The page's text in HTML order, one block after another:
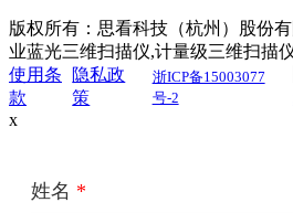
版权所有：思看科技（杭州）股份
业蓝光三维扫描仪,计量级三维扫描
使用条
款
隐私政
策
浙ICP备15003077
号-2
x
姓名 *